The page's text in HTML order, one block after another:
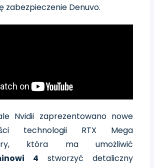
zabezpieczenie Denuvo.
Nvidii zaprezentowano nowe
technologii RTX Mega
która ma umożliwić
4 stworzyć detaliczny